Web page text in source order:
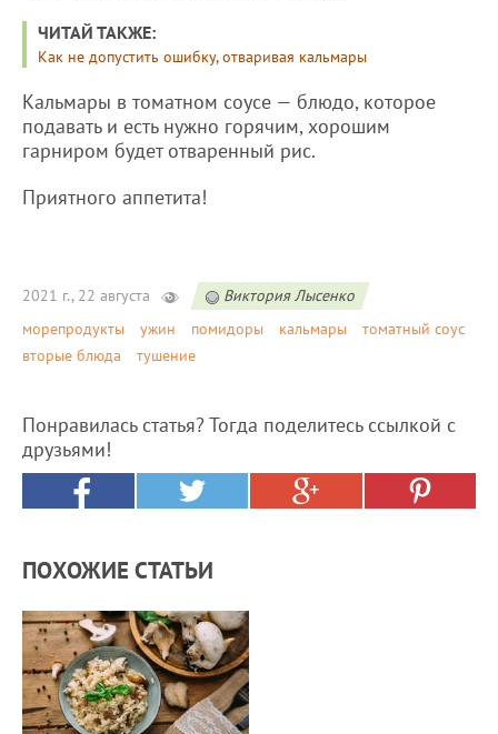
ЧИТАЙ ТАКЖЕ:
Как не допустить ошибку, отваривая кальмары
Кальмары в томатном соусе — блюдо, которое
подавать и есть нужно горячим, хорошим
гарниром будет отваренный рис.
Приятного аппетита!
2021 г., 22 августа
Виктория Лысенко
морепродукты
ужин помидоры кальмары
томатный соус
вторые блюда
тушение
Понравилась статья? Тогда поделитесь ссылкой с
друзьями!
ПОХОЖИЕ СТАТЬИ